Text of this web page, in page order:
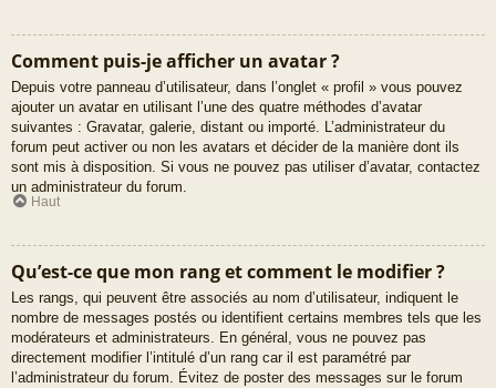
Comment puis-je afficher un avatar ?
Depuis votre panneau d’utilisateur, dans l’onglet « profil » vous pouvez
ajouter un avatar en utilisant l’une des quatre méthodes d’avatar
suivantes : Gravatar, galerie, distant ou importé. L’administrateur du
forum peut activer ou non les avatars et décider de la manière dont ils
sont mis à disposition. Si vous ne pouvez pas utiliser d’avatar, contactez
un administrateur du forum.
Haut
Qu’est-ce que mon rang et comment le modifier ?
Les rangs, qui peuvent être associés au nom d’utilisateur, indiquent le
nombre de messages postés ou identifient certains membres tels que les
modérateurs et administrateurs. En général, vous ne pouvez pas
directement modifier l’intitulé d’un rang car il est paramétré par
l’administrateur du forum. Évitez de poster des messages sur le forum